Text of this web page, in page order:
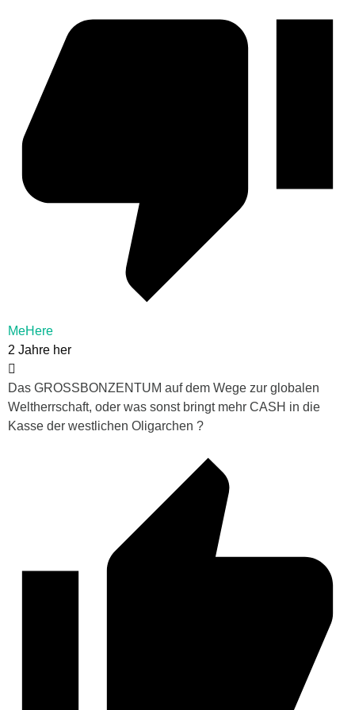
MeHere
2 Jahre her
Das GROSSBONZENTUM auf dem Wege zur globalen
Weltherrschaft, oder was sonst bringt mehr CASH in die
Kasse der westlichen Oligarchen ?